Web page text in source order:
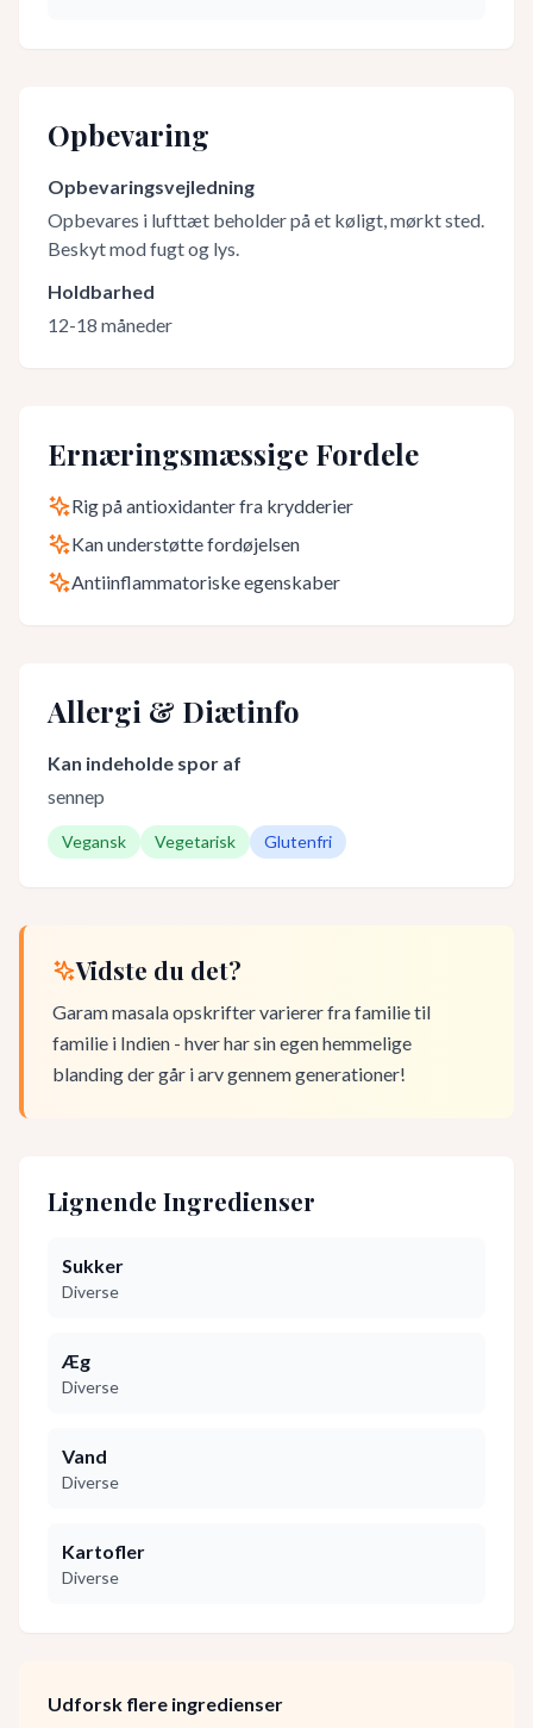
Opbevaring
Opbevaringsvejledning
Opbevares i lufttæt beholder på et køligt, mørkt sted.
Beskyt mod fugt og lys.
Holdbarhed
12-18 måneder
Ernæringsmæssige Fordele
Rig på antioxidanter fra krydderier
Kan understøtte fordøjelsen
Antiinflammatoriske egenskaber
Allergi & Diætinfo
Kan indeholde spor af
sennep
Vegansk Vegetarisk Glutenfri
Vidste du det?
Garam masala opskrifter varierer fra familie til
familie i Indien - hver har sin egen hemmelige
blanding der går i arv gennem generationer!
Lignende Ingredienser
Sukker
Diverse
Æg
Diverse
Vand
Diverse
Kartofler
Diverse
Udforsk flere ingredienser